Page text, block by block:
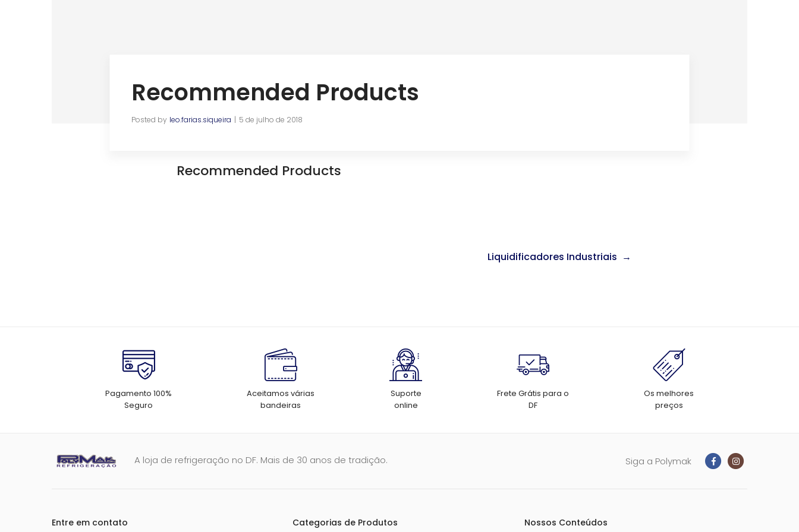
Recommended Products
Posted by leo.farias.siqueira 5 de julho de 2018
Recommended Products
Liquidificadores Industriais
Pagamento 100%
Seguro
Aceitamos várias
bandeiras
Suporte
online
Frete Grátis para o
DF
Os melhores
preços
A loja de refrigeração no DF. Mais de 30 anos de tradição. Siga a Polymak
Entre em contato Categorias de Produtos Nossos Conteúdos